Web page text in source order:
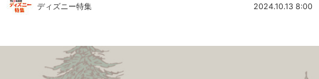
ディズニー特集 2024.10.13 8:00